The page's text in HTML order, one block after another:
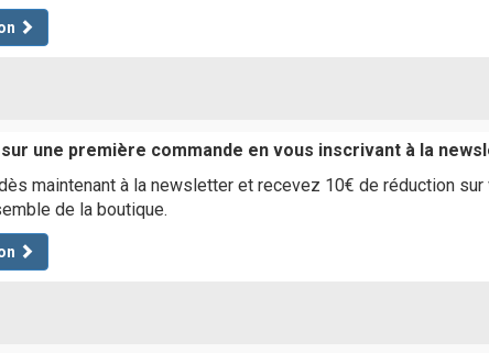
une première commande en vous inscrivant à la
maintenant à la newsletter et recevez 10€ de réduction sur
de la boutique.